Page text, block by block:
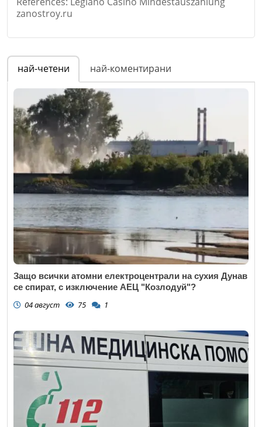
zanostroy.ru
Име*
Email
Коментар*
най-четени най-коментирани
Защо всички атомни електроцентрали на сухия Дунав
се спират, с изключение АЕЦ "Козлодуй"?
04 август 75 1